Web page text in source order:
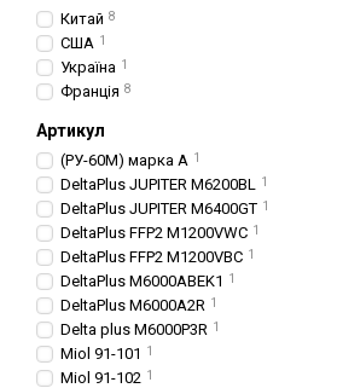
Китай 8
США 1
Україна 1
Франція 8
Артикул
(РУ-60М) марка А 1
DeltaPlus JUPITER M6200BL 1
DeltaPlus JUPITER M6400GT 1
DeltaPlus FFP2 M1200VWC 1
DeltaPlus FFP2 M1200VBC 1
DeltaPlus M6000ABEK1 1
DeltaPlus M6000A2R 1
Delta plus M6000P3R 1
Miol 91-101 1
Miol 91-102 1